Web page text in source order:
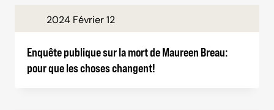
2024 Février 12
Enquête publique sur la mort de Maureen Breau:
pour que les choses changent!